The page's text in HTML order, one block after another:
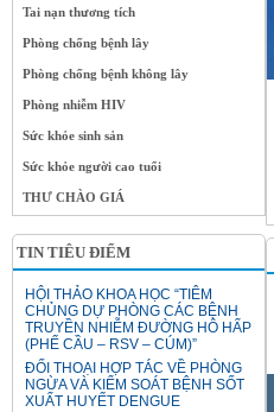
Tai nạn thương tích
Phòng chống bệnh lây
Phòng chống bệnh không lây
Phòng nhiễm HIV
Sức khỏe sinh sản
Sức khỏe người cao tuổi
THƯ CHÀO GIÁ
TIN TIÊU ĐIỂM
HỘI THẢO KHOA HỌC “TIÊM
CHỦNG DỰ PHÒNG CÁC BỆNH
TRUYỀN NHIỄM ĐƯỜNG HÔ HẤP
(PHẾ CẦU – RSV – CÚM)”
ĐỐI THOẠI HỢP TÁC VỀ PHÒNG
NGỪA VÀ KIỂM SOÁT BỆNH SỐT
XUẤT HUYẾT DENGUE